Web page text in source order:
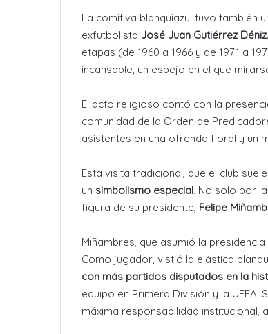
La comitiva blanquiazul tuvo también
exfutbolista José Juan Gutiérrez Déniz
etapas (de 1960 a 1966 y de 1971 a
incansable, un espejo en el que
El acto religioso contó con la
comunidad de la Orden de
asistentes en una ofrenda floral y un
Esta visita tradicional, que el club
un simbolismo especial. No solo por
figura de su presidente, Felipe
Miñambres, que asumió la
Como jugador, vistió la elástica
con más partidos disputados en la
equipo en Primera División y la
máxima responsabilidad